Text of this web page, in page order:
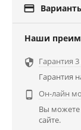

Наши
 Гарантия
Гарантия

Он-лайн
Вы можете
сайте.